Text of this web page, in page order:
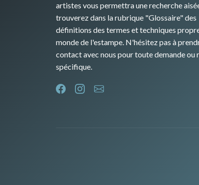
artistes vous permettra une recherche
trouverez dans la rubrique "Glossaire" des
définitions des termes et techniques
monde de l'estampe. N'hésitez pas à
contact avec nous pour toute demande ou
spécifique.